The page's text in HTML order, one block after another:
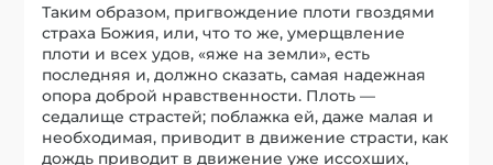
Таким образом, пригвождение плоти гвоздями
страха Божия, или, что то же, умерщвление
плоти и всех удов, «яже на земли», есть
последняя и, должно сказать, самая надежная
опора доброй нравственности. Плоть —
седалище страстей; поблажка ей, даже малая и
необходимая, приводит в движение страсти, как
дождь приводит в движение уже иссохших,